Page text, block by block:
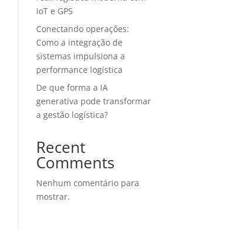
IoT e GPS
Conectando operações:
Como a integração de
sistemas impulsiona a
performance logística
De que forma a IA
generativa pode transformar
a gestão logística?
Recent
Comments
Nenhum comentário para
mostrar.